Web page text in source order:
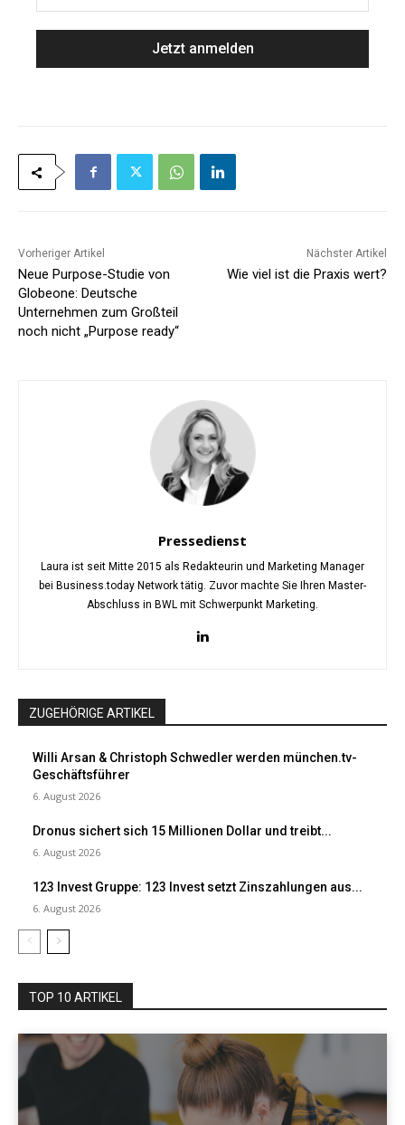
a
M
a
l
Vorheriger Artikel
Neue Purpose-Studie von
Globeone: Deutsche
Unternehmen zum Großteil
noch nicht „Purpose ready“
Nächster Artikel
Wie viel ist die Praxis wert?
Pressedienst
Laura ist seit Mitte 2015 als Redakteurin und Marketing Manager
bei Business.today Network tätig. Zuvor machte Sie Ihren Master-
Abschluss in BWL mit Schwerpunkt Marketing.
ZUGEHÖRIGE ARTIKEL
Willi Arsan & Christoph Schwedler werden münchen.tv-
Geschäftsführer
6. August 2026
Dronus sichert sich 15 Millionen Dollar und treibt...
6. August 2026
123 Invest Gruppe: 123 Invest setzt Zinszahlungen aus...
6. August 2026
TOP 10 ARTIKEL